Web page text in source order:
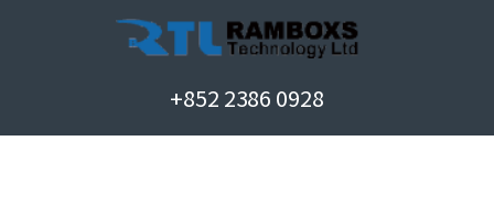
+852 2386 0928